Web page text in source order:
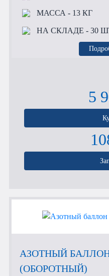
МАССА - 13 КГ
НА СКЛАДЕ - 30
5
АЗОТНЫЙ
(ОБОРОТНЫЙ)